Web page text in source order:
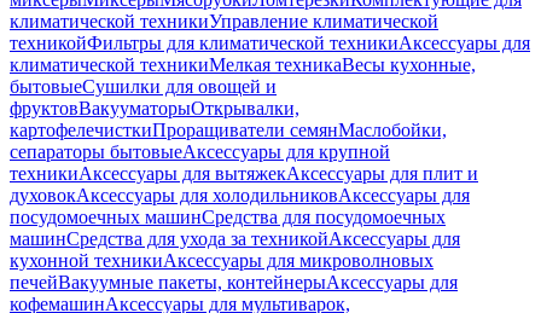
климатической техникиУправление климатической
техникойФильтры для климатической техникиАксессуары для
климатической техникиМелкая техникаВесы кухонные,
бытовыеСушилки для овощей и
фруктовВакууматорыОткрывалки,
картофелечисткиПроращиватели семянМаслобойки,
сепараторы бытовыеАксессуары для крупной
техникиАксессуары для вытяжекАксессуары для плит и
духовокАксессуары для холодильниковАксессуары для
посудомоечных машинСредства для посудомоечных
машинСредства для ухода за техникойАксессуары для
кухонной техникиАксессуары для микроволновых
печейВакуумные пакеты, контейнерыАксессуары для
кофемашинАксессуары для мультиварок,